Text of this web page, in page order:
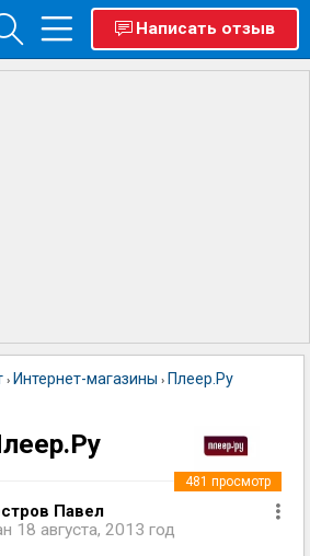
Написать отзыв
› Интернет-магазины › Плеер.Ру
Павел
18 августа, 2013 год
481 просмотр